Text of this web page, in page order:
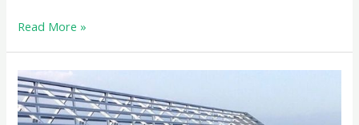
Read More »
Harga
Borongan
Atap